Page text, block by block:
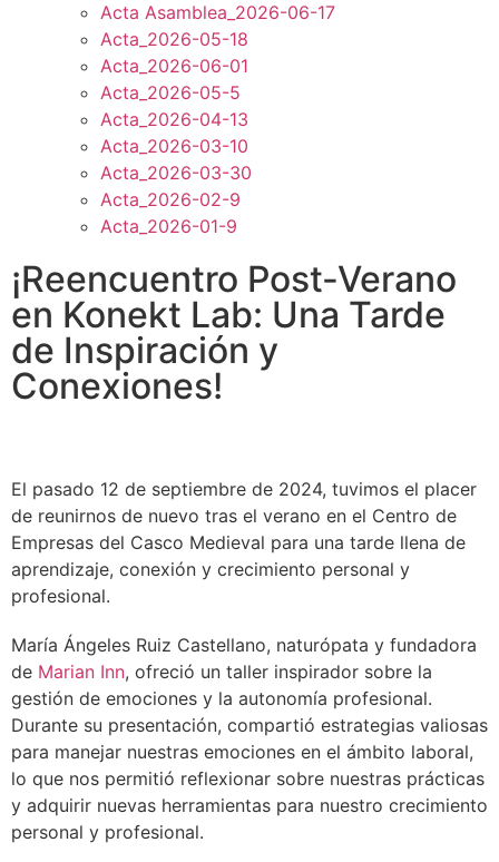
Acta Asamblea_2026-06-17
Acta_2026-05-18
Acta_2026-06-01
Acta_2026-05-5
Acta_2026-04-13
Acta_2026-03-10
Acta_2026-03-30
Acta_2026-02-9
Acta_2026-01-9
¡Reencuentro Post-Verano
en Konekt Lab: Una Tarde
de Inspiración y
Conexiones!
El pasado 12 de septiembre de 2024, tuvimos el placer
de reunirnos de nuevo tras el verano en el Centro de
Empresas del Casco Medieval para una tarde llena de
aprendizaje, conexión y crecimiento personal y
profesional.
María Ángeles Ruiz Castellano, naturópata y fundadora
de Marian Inn, ofreció un taller inspirador sobre la
gestión de emociones y la autonomía profesional.
Durante su presentación, compartió estrategias valiosas
para manejar nuestras emociones en el ámbito laboral,
lo que nos permitió reflexionar sobre nuestras prácticas
y adquirir nuevas herramientas para nuestro crecimiento
personal y profesional.